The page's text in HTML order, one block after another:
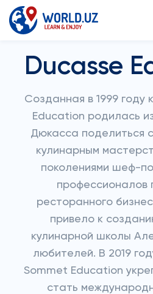
Ducasse
Созданная в 1999 году
Education родилась
Дюкасса поделиться
кулинарным
поколениями шеф-
профессионалов
ресторанного
привело к
кулинарной школы
любителей. В 2019
Sommet Education
стать